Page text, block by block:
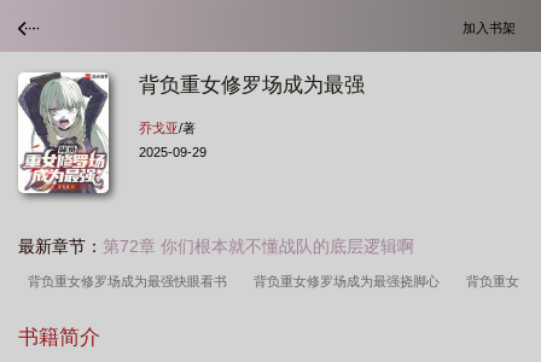
加入书架
背负重女修罗场成为最强
乔戈亚/著
2025-09-29
最新章节： 第72章 你们根本就不懂战队的底层逻辑啊
背负重女修罗场成为最强快眼看书 背负重女修罗场成为最强挠脚心 背负重女
书籍简介